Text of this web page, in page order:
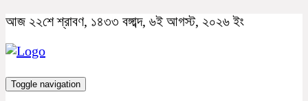
আজ ২২শে শ্রাবণ, ১৪৩৩ বঙ্গাব্দ, ৬ই আগস্ট, ২০২৬ ইং
Toggle navigation